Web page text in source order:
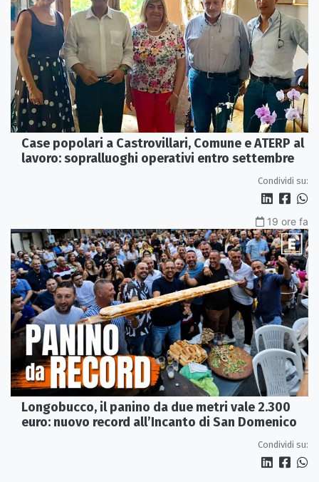
Case popolari a Castrovillari, Comune e ATERP al
lavoro: sopralluoghi operativi entro settembre
Condividi su:
19 ore fa
Longobucco, il panino da due metri vale 2.300
euro: nuovo record all’Incanto di San Domenico
Condividi su: